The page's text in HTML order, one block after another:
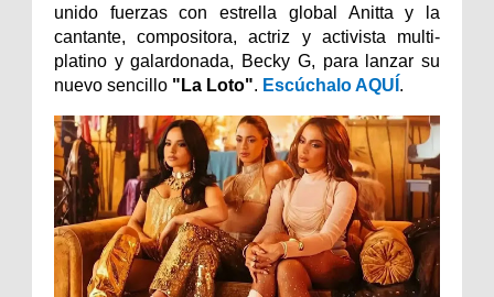
unido fuerzas con estrella global Anitta y la
cantante, compositora, actriz y activista multi-
platino y galardonada, Becky G, para lanzar su
nuevo sencillo "La Loto". Escúchalo AQUÍ .